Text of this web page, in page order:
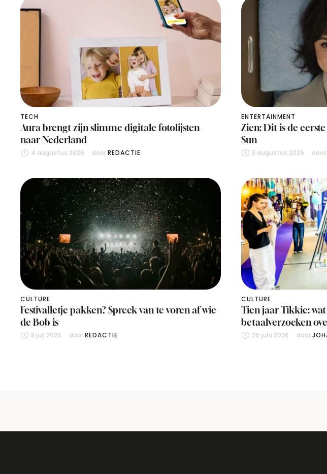
TECH
Aura brengt zijn slimme digitale fotolijsten
naar Nederland
4 augustus 2026 door REDACTIE
ENTERTAINMENT
Zien: Dit is de
Sun
3 augustus 2026 door
CULTURE
Festivalletje pakken? Spreek van te voren af wie
de Bob is
8 juli 2026 door REDACTIE
CULTURE
Tien jaar Tikkie:
betaalverzoeken
25 juni 2026 door